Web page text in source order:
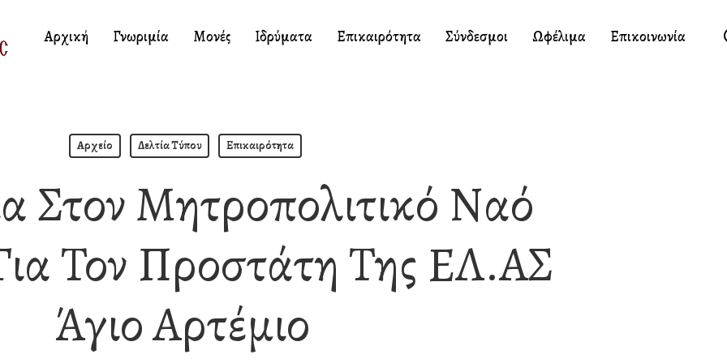
Αρχική Γνωριμία Μονές Ιδρύματα Επικαιρότητα Σύνδεσμοι Ωφέλιμα Επικοινωνία
Αρχείο Δελτία Τύπου Επικαιρότητα
Στον Μητροπολιτικό Ναό
Τον Προστάτη Της ΕΛ.ΑΣ
Άγιο Αρτέμιο